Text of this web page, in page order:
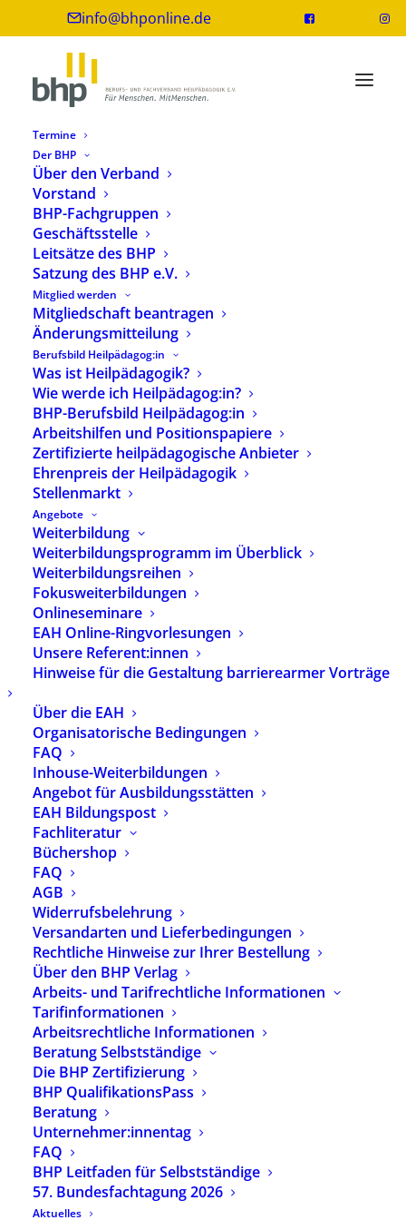
info@bhponline.de
Termine
Der BHP
Über den Verband
Vorstand
BHP-Fachgruppen
Geschäftsstelle
Leitsätze des BHP
Satzung des BHP e.V.
Mitglied werden
Mitgliedschaft beantragen
Änderungsmitteilung
Berufsbild Heilpädagog:in
Was ist Heilpädagogik?
Wie werde ich Heilpädagog:in?
BHP-Berufsbild Heilpädagog:in
Arbeitshilfen und Positionspapiere
Zertifizierte heilpädagogische Anbieter
Ehrenpreis der Heilpädagogik
Stellenmarkt
Angebote
Weiterbildung
Weiterbildungsprogramm im Überblick
Weiterbildungsreihen
Fokusweiterbildungen
Onlineseminare
EAH Online-Ringvorlesungen
Unsere Referent:innen
Hinweise für die Gestaltung barrierearmer Vorträge
Über die EAH
Organisatorische Bedingungen
FAQ
Inhouse-Weiterbildungen
Angebot für Ausbildungsstätten
EAH Bildungspost
Fachliteratur
Büchershop
FAQ
AGB
Widerrufsbelehrung
Versandarten und Lieferbedingungen
Rechtliche Hinweise zur Ihrer Bestellung
Über den BHP Verlag
Arbeits- und Tarifrechtliche Informationen
Tarifinformationen
Arbeitsrechtliche Informationen
Beratung Selbstständige
Die BHP Zertifizierung
BHP QualifikationsPass
Beratung
Unternehmer:innentag
FAQ
BHP Leitfaden für Selbstständige
57. Bundesfachtagung 2026
Aktuelles
Felicitas Wesselmann
Dipl.-Heilpädagogin, Kinderschutzfachkraft
Zu den fachlichen Schwerpunkten von Felicitas
Weßelmann zählen Themenfelder der
Heilpädagogische Familienhilfe; Kinderschutz;
Schutzkonzepte sowie der inklusiver
Kinderschutz.
ZURÜCK
Immer auf dem Laufenden sein?
Abonnieren Sie unseren Newsletter.
Zur Newsletter-Anmeldung
Kontakt
Geschäftsstelle
Herzbergstrasse 82–84
10365 Berlin
Telefon: 030 – 40 60 50 60
Fax: 030 – 40 60 50 69
eMail:info@bhponline.de
Telefonzeiten
Montag | Mittwoch
9–13 & 14–16 Uhr
Dienstag | Donnerstag
9–13 & 14–17:30 Uhr
Shop
Widerrufsbelehrung
Zahlungsarten
AGB
Rechtliche Hinweise zur Ihrer Bestellung
Vertrag widerrufen